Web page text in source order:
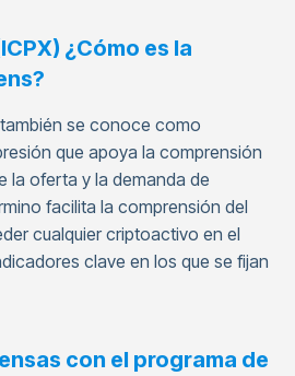
¿Cómo es la
se conoce como
que apoya la comprensión
la oferta y la demanda de
facilita la comprensión del
cualquier criptoactivo en el
clave en los que se fijan
con el programa de